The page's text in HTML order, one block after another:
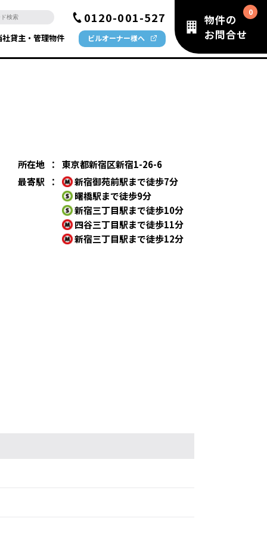
0120-001-527
社貸主・管理物件 ビルオーナー様へ
物件の
お問合せ
所在地 ：
東京都新宿区新宿1-26-6
最寄駅
：
新宿御苑前駅まで徒歩7分
曙橋駅まで徒歩9分
新宿三丁目駅まで徒歩10分
四谷三丁目駅まで徒歩11分
新宿三丁目駅まで徒歩12分